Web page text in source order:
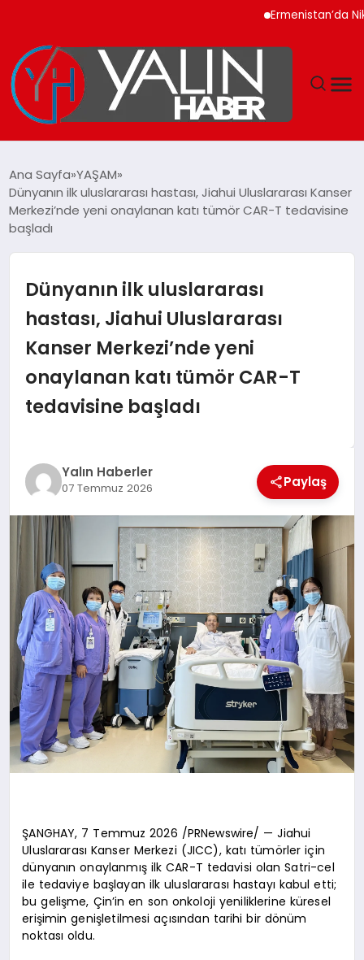
Ermenistan’da Nikol
SPOR
EKONOMİ
YAŞAM
EĞİTİM
TEKNOLOJİ
SAĞLIK
Ana Sayfa YAŞAM
Dünyanın ilk uluslararası hastası, Jiahui Uluslararası Kanser
Merkezi’nde yeni onaylanan katı tümör CAR-T tedavisine
başladı
Dünyanın ilk uluslararası
hastası, Jiahui Uluslararası
Kanser Merkezi’nde yeni
onaylanan katı tümör CAR-T
tedavisine başladı
Yalın Haberler
07 Temmuz 2026 Paylaş
ŞANGHAY, 7 Temmuz 2026 /PRNewswire/ — Jiahui
Uluslararası Kanser Merkezi (JICC), katı tümörler için
dünyanın onaylanmış ilk CAR-T tedavisi olan Satri-cel
ile tedaviye başlayan ilk uluslararası hastayı kabul etti;
bu gelişme, Çin’in en son onkoloji yeniliklerine küresel
erişimin genişletilmesi açısından tarihi bir dönüm
noktası oldu.